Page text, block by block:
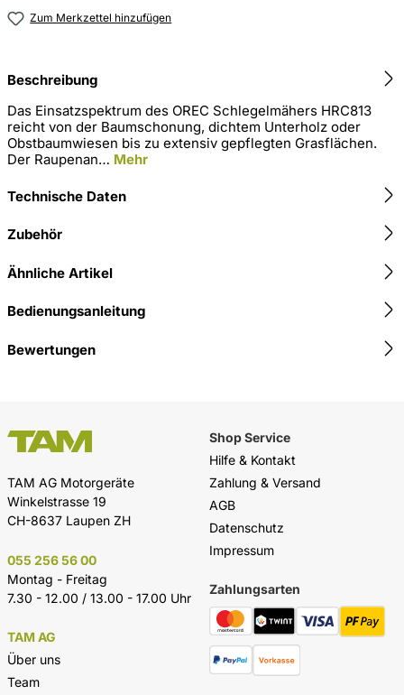
Zum Merkzettel hinzufügen
Beschreibung
Das Einsatzspektrum des OREC Schlegelmähers HRC813
reicht von der Baumschonung, dichtem Unterholz oder
Obstbaumwiesen bis zu extensiv gepflegten Grasflächen.
Der Raupenan… Mehr
Technische Daten
Zubehör
Ähnliche Artikel
Bedienungsanleitung
Bewertungen
TAM AG Motorgeräte
Winkelstrasse 19
CH-8637 Laupen ZH
055 256 56 00
Montag - Freitag
7.30 - 12.00 / 13.00 - 17.00 Uhr
TAM AG
Über uns
Team
Shop Service
Hilfe & Kontakt
Zahlung & Versand
AGB
Datenschutz
Impressum
Zahlungsarten